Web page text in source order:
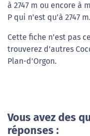
à 2747 m ou encore à
P qui n'est qu'à 2747 m.
Cette fiche n'est pas
trouverez d'autres
Plan-d'Orgon.
Vous avez des
réponses :